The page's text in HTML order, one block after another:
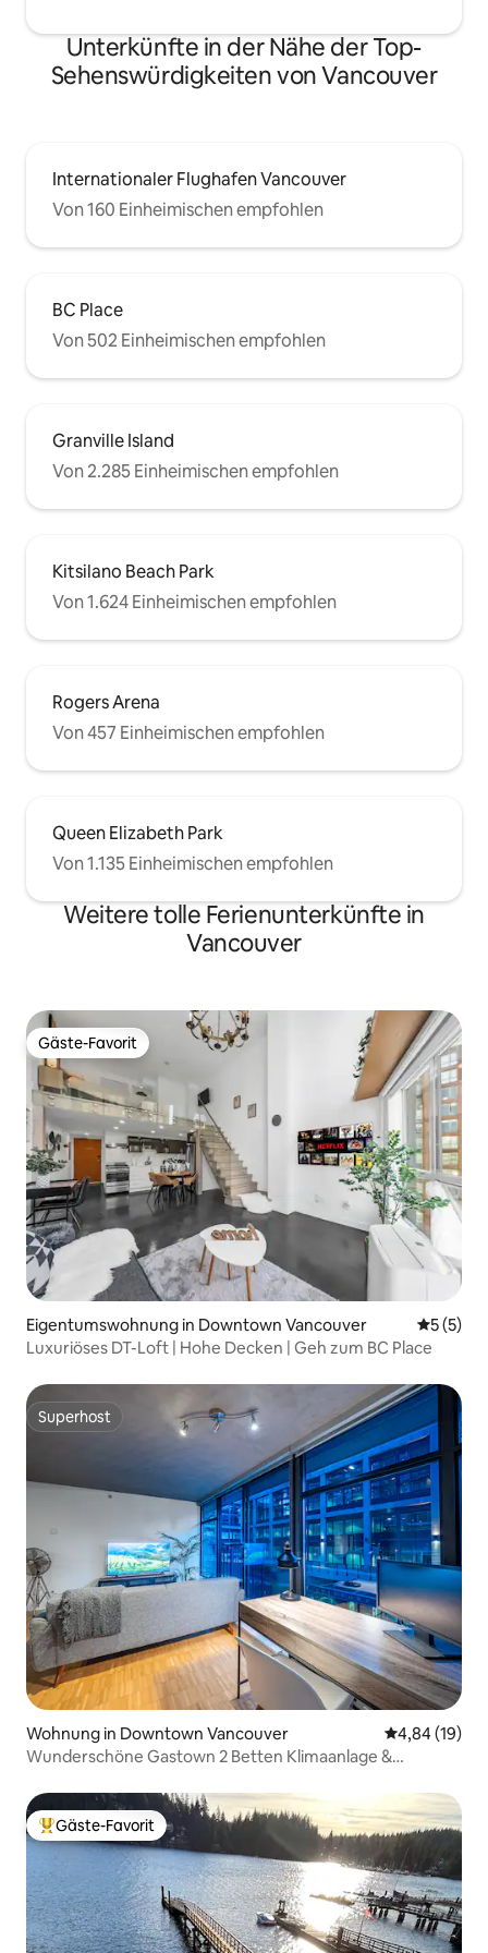
Unterkünfte in der Nähe der Top-
Sehenswürdigkeiten von Vancouver
Internationaler Flughafen Vancouver
Von 160 Einheimischen empfohlen
BC Place
Von 502 Einheimischen empfohlen
Granville Island
Von 2.285 Einheimischen empfohlen
Kitsilano Beach Park
Von 1.624 Einheimischen empfohlen
Rogers Arena
Von 457 Einheimischen empfohlen
Queen Elizabeth Park
Von 1.135 Einheimischen empfohlen
Weitere tolle Ferienunterkünfte in
Vancouver
Gäste-Favorit
Gäste-Favorit
Eigentumswohnung in Downtown Vancouver
5 (5)
Luxuriöses DT-Loft | Hohe Decken | Geh zum BC Place
Superhost
Superhost
Wohnung in Downtown Vancouver
4,84 (19)
Wunderschöne Gastown 2 Betten Klimaanlage &
Beliebter Gäste-Favorit.
Gäste-Favorit